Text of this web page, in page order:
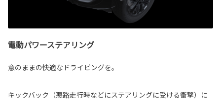
電動パワーステアリング
意のままの快適なドライビングを。
キックバック（悪路走行時などにステアリングに受ける衝撃）に